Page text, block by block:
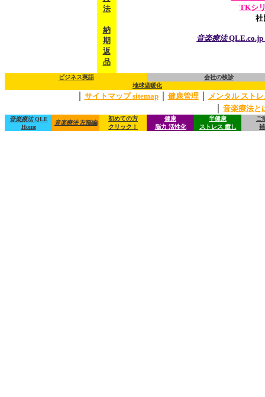
法
納
期
返
品
TKシ
社
音楽療法QLE.co.jp
ビジネス英語
会社の検診
地球温暖化
サイトマップ sitemap｜ 健康管理｜ メンタル スト
音楽療法と
音楽療法QLE
Home
音楽療法左脳編
初めての方
クリック！
健康
脳力 活性化
半健康
ストレス 癒し
ご